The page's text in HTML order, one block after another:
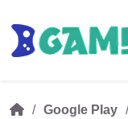
Google Play